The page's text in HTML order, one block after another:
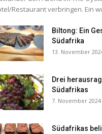
Restaurant verbringen. Ein
Biltong: Ein
Südafrika
13. November
Drei
Südafrikas
7. November 2024
Südafrikas